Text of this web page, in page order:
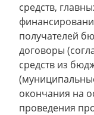
средств,
получателей
договоры
средств из
окончания на
проведения